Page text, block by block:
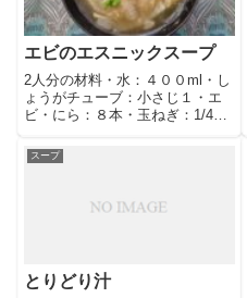
エビのエスニックスープ
2人分の材料・水：４００ml・し
ょうがチューブ：小さじ１・エ
ビ・にら：８本・玉ねぎ：1/4
小さじ２・胡椒・レモン汁・パ
クチー・ラー油（なくても◎）
を入れて沸騰させる。②具を入
スープ
とりどり汁